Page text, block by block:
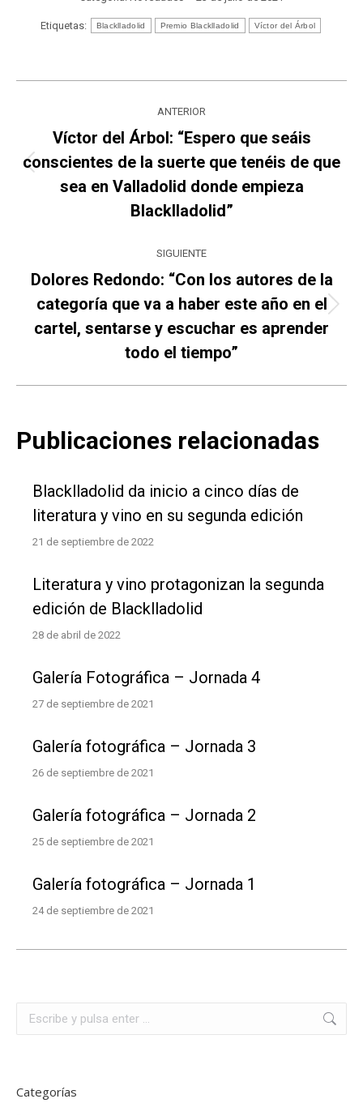
Etiquetas: Blacklladolid Premio Blacklladolid Víctor del Árbol
Navegación
entre
publicaciones
ANTERIOR
Publicación
anterior:
Víctor del Árbol: “Espero que seáis
conscientes de la suerte que tenéis de que
sea en Valladolid donde empieza
Blacklladolid”
SIGUIENTE
Publicación
siguiente:
Dolores Redondo: “Con los autores de la
categoría que va a haber este año en el
cartel, sentarse y escuchar es aprender
todo el tiempo”
Publicaciones relacionadas
Blacklladolid da inicio a cinco días de
literatura y vino en su segunda edición
21 de septiembre de 2022
Literatura y vino protagonizan la segunda
edición de Blacklladolid
28 de abril de 2022
Galería Fotográfica – Jornada 4
27 de septiembre de 2021
Galería fotográfica – Jornada 3
26 de septiembre de 2021
Galería fotográfica – Jornada 2
25 de septiembre de 2021
Galería fotográfica – Jornada 1
24 de septiembre de 2021
Categorías